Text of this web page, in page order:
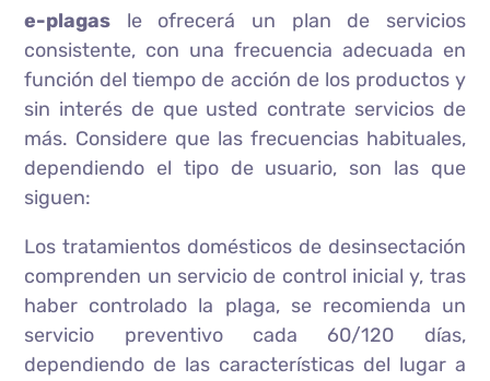
e-plagas le ofrecerá un plan de servicios
consistente, con una frecuencia adecuada en
función del tiempo de acción de los productos y
sin interés de que usted contrate servicios de
más. Considere que las frecuencias habituales,
dependiendo el tipo de usuario, son las que
siguen:
Los tratamientos domésticos de desinsectación
comprenden un servicio de control inicial y, tras
haber controlado la plaga, se recomienda un
servicio preventivo cada 60/120 días,
dependiendo de las características del lugar a